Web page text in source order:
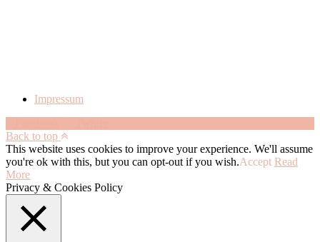
Impressum
Back to top
This website uses cookies to improve your experience. We'll assume
you're ok with this, but you can opt-out if you wish.Accept Read
More
Privacy & Cookies Policy